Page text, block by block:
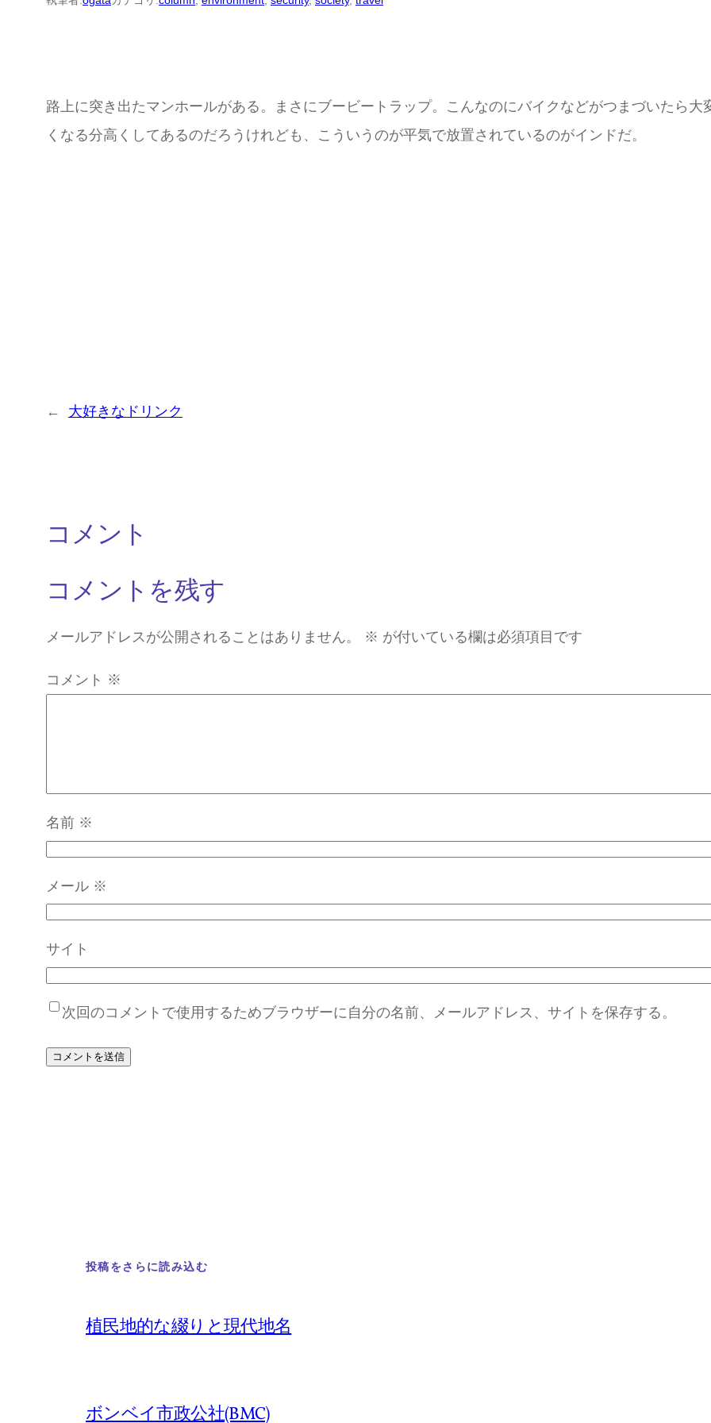
路上に突き出たマンホールがある。まさにブービートラップ。こんなのにバイクなどがつまづいたら
くなる分高くしてあるのだろうけれども、こういうのが平気で放置されているのがインドだ。
← 大好きなドリンク
コメント
コメントを残す
メールアドレスが公開されることはありません。 ※ が付いている欄は必須項目です
コメント ※
名前 ※
メール ※
サイト
次回のコメントで使用するためブラウザーに自分の名前、メールアドレス、サイトを保存する。
投稿をさらに読み込む
植民地的な綴りと現代地名
ボンベイ市政公社(BMC)